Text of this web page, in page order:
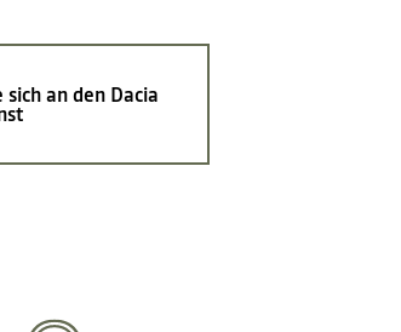
an den Dacia